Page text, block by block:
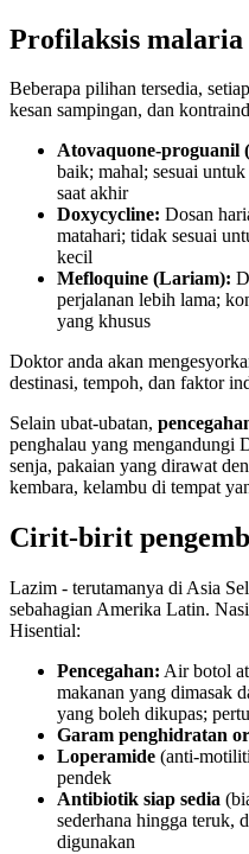
Profilaksis malaria
Beberapa pilihan tersedia,
kesan sampingan, dan
Atovaquone-proguanil
baik; mahal; sesuai
saat akhir
Doxycycline: Dosan
matahari; tidak sesuai
kecil
Mefloquine (Lariam):
perjalanan lebih lama;
yang khusus
Doktor anda akan
destinasi, tempoh, dan faktor
Selain ubat-ubatan,
penghalau yang mengandungi
senja, pakaian yang dirawat
kembara, kelambu di tempat
Cirit-birit
Lazim - terutamanya di Asia
sebahagian Amerika Latin.
Hisential:
Pencegahan: Air botol
makanan yang dimasak
yang boleh dikupas;
Garam penghidratan
Loperamide (anti-
pendek
Antibiotik siap sedia
sederhana hingga teruk,
digunakan